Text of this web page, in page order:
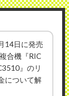
14日に発売
合機『RIC
』のリ
について解